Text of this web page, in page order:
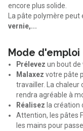
encore plus solide.
La pâte polymère peut
vernie,...
Mode d'emploi
Prélevez un bout de
Malaxez votre pâte
travailler. La chaleur
rendra agréable à
Réalisez la création
Attention, les pâtes
les mains pour